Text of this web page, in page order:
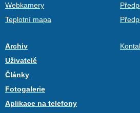
Webkamery
Teplotní mapa
Archiv
Uživatelé
Články
Fotogalerie
Aplikace na telefony